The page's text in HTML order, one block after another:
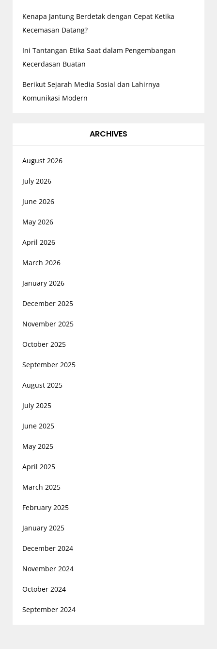
Kenapa Jantung Berdetak dengan Cepat Ketika
Kecemasan Datang?
Ini Tantangan Etika Saat dalam Pengembangan
Kecerdasan Buatan
Berikut Sejarah Media Sosial dan Lahirnya
Komunikasi Modern
ARCHIVES
August 2026
July 2026
June 2026
May 2026
April 2026
March 2026
January 2026
December 2025
November 2025
October 2025
September 2025
August 2025
July 2025
June 2025
May 2025
April 2025
March 2025
February 2025
January 2025
December 2024
November 2024
October 2024
September 2024